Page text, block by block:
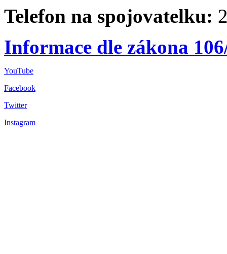
Telefon na spojovatelku:
Informace dle zákona
YouTube
Facebook
Twitter
Instagram